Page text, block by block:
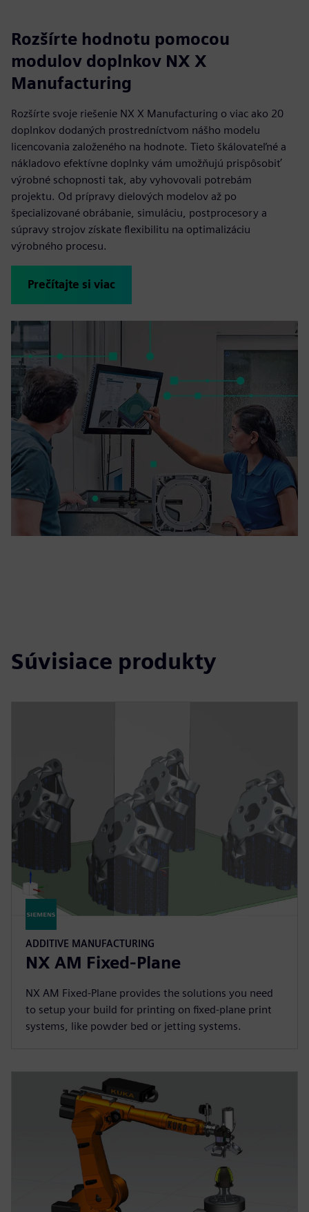
Rozšírte hodnotu pomocou
modulov doplnkov NX X
Manufacturing
Rozšírte svoje riešenie NX X Manufacturing o viac ako 20
doplnkov dodaných prostredníctvom nášho modelu
licencovania založeného na hodnote. Tieto škálovateľné a
nákladovo efektívne doplnky vám umožňujú prispôsobiť
výrobné schopnosti tak, aby vyhovovali potrebám
projektu. Od prípravy dielových modelov až po
špecializované obrábanie, simuláciu, postprocesory a
súpravy strojov získate flexibilitu na optimalizáciu
výrobného procesu.
Prečítajte si viac
Súvisiace produkty
ADDITIVE MANUFACTURING
NX AM Fixed-Plane
NX AM Fixed-Plane provides the solutions you need
to setup your build for printing on fixed-plane print
systems, like powder bed or jetting systems.